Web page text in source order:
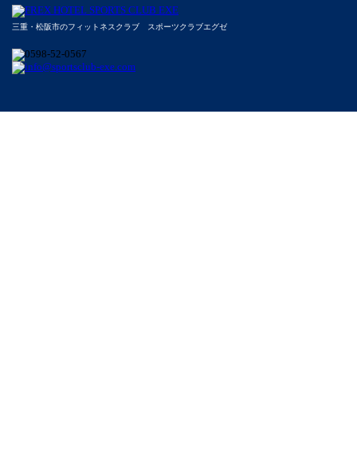
三重・松阪市のフィットネスクラブ スポーツクラブエグゼ